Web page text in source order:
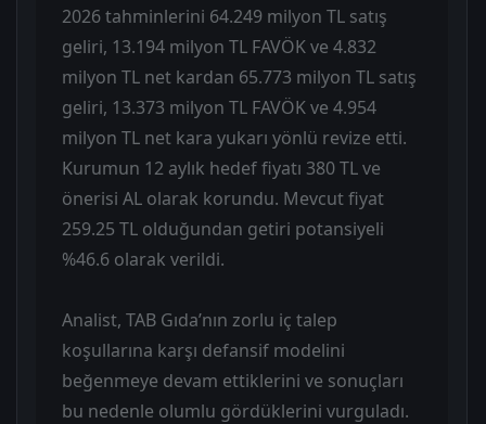
2026 tahminlerini 64.249 milyon TL satış
geliri, 13.194 milyon TL FAVÖK ve 4.832
milyon TL net kardan 65.773 milyon TL satış
geliri, 13.373 milyon TL FAVÖK ve 4.954
milyon TL net kara yukarı yönlü revize etti.
Kurumun 12 aylık hedef fiyatı 380 TL ve
önerisi AL olarak korundu. Mevcut fiyat
259.25 TL olduğundan getiri potansiyeli
%46.6 olarak verildi.
Analist, TAB Gıda’nın zorlu iç talep
koşullarına karşı defansif modelini
beğenmeye devam ettiklerini ve sonuçları
bu nedenle olumlu gördüklerini vurguladı.